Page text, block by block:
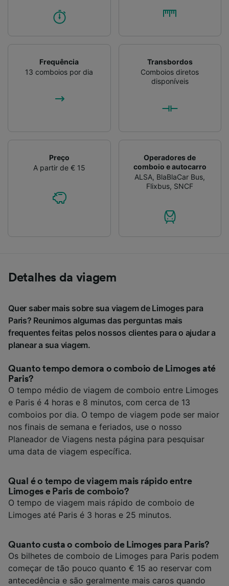
Frequência
13 comboios por dia
Transbordos
Comboios diretos
disponíveis
Preço
A partir de € 15
Operadores de
comboio e autocarro
ALSA, BlaBlaCar Bus,
Flixbus, SNCF
Detalhes da viagem
Quer saber mais sobre sua viagem de Limoges para
Paris? Reunimos algumas das perguntas mais
frequentes feitas pelos nossos clientes para o ajudar a
planear a sua viagem.
Quanto tempo demora o comboio de Limoges até
Paris?
O tempo médio de viagem de comboio entre Limoges
e Paris é 4 horas e 8 minutos, com cerca de 13
comboios por dia. O tempo de viagem pode ser maior
nos finais de semana e feriados, use o nosso
Planeador de Viagens nesta página para pesquisar
uma data de viagem específica.
Qual é o tempo de viagem mais rápido entre
Limoges e Paris de comboio?
O tempo de viagem mais rápido de comboio de
Limoges até Paris é 3 horas e 25 minutos.
Quanto custa o comboio de Limoges para Paris?
Os bilhetes de comboio de Limoges para Paris podem
começar de tão pouco quanto € 15 ao reservar com
antecedência e são geralmente mais caros quando